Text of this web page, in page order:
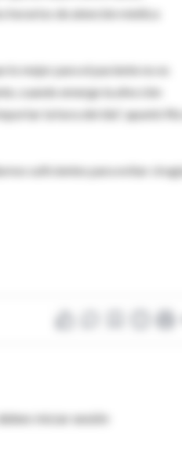
horarios de atención médica
lo mejor para el paciente no es
cuando emerge la afección
la hora del día", apuntó
suficientes para evitar
iniciar sesión